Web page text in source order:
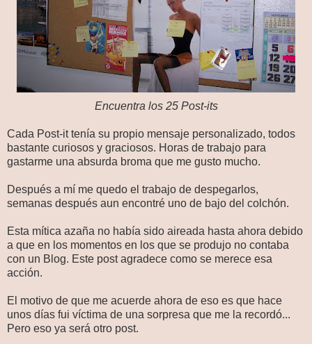
Encuentra los 25 Post-its
Cada Post-it tenía su propio mensaje personalizado, todos
bastante curiosos y graciosos. Horas de trabajo para
gastarme una absurda broma que me gusto mucho.
Después a mí me quedo el trabajo de despegarlos,
semanas después aun encontré uno de bajo del colchón.
Esta mítica azaña no había sido aireada hasta ahora debido
a que en los momentos en los que se produjo no contaba
con un Blog. Este post agradece como se merece esa
acción.
El motivo de que me acuerde ahora de eso es que hace
unos días fui víctima de una sorpresa que me la recordó...
Pero eso ya será otro post.